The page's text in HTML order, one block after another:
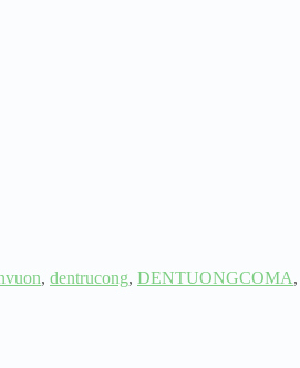
, dentrucong, DENTUONGCOMA,